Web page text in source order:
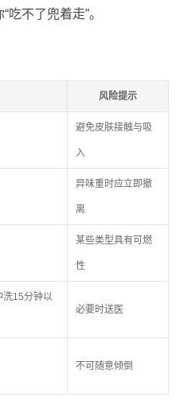
不了兜着走”。
风险提示
避免皮肤接触与吸
入
异味重时应立即撤
离
某些类型具有可燃
性
洗15分钟以
必要时送医
不可随意倾倒